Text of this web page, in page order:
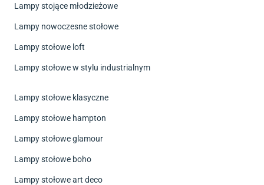
Lampy stojące młodzieżowe
Lampy nowoczesne stołowe
Lampy stołowe loft
Lampy stołowe w stylu industrialnym
Lampy stołowe klasyczne
Lampy stołowe hampton
Lampy stołowe glamour
Lampy stołowe boho
Lampy stołowe art deco